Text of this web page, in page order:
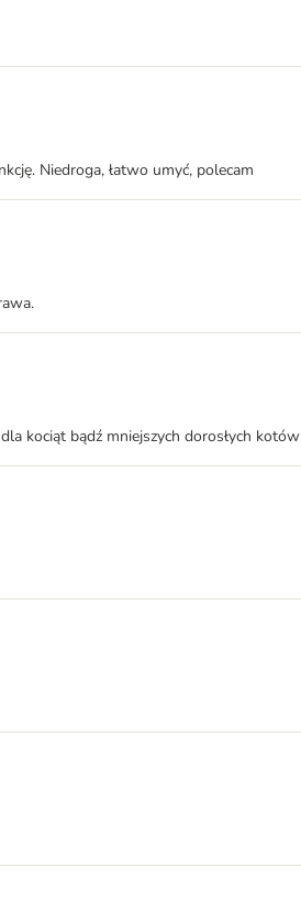
Niedroga, łatwo umyć, polecam
kociąt bądź mniejszych dorosłych kotów